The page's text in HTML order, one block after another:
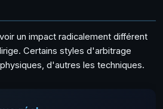
un impact radicalement différent
Certains styles d'arbitrage
d'autres les techniques.